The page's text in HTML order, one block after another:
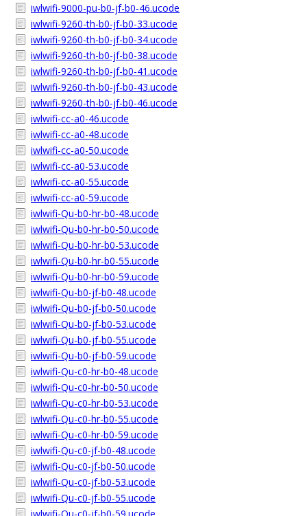
iwlwifi-9000-pu-b0-jf-b0-46.ucode
iwlwifi-9260-th-b0-jf-b0-33.ucode
iwlwifi-9260-th-b0-jf-b0-34.ucode
iwlwifi-9260-th-b0-jf-b0-38.ucode
iwlwifi-9260-th-b0-jf-b0-41.ucode
iwlwifi-9260-th-b0-jf-b0-43.ucode
iwlwifi-9260-th-b0-jf-b0-46.ucode
iwlwifi-cc-a0-46.ucode
iwlwifi-cc-a0-48.ucode
iwlwifi-cc-a0-50.ucode
iwlwifi-cc-a0-53.ucode
iwlwifi-cc-a0-55.ucode
iwlwifi-cc-a0-59.ucode
iwlwifi-Qu-b0-hr-b0-48.ucode
iwlwifi-Qu-b0-hr-b0-50.ucode
iwlwifi-Qu-b0-hr-b0-53.ucode
iwlwifi-Qu-b0-hr-b0-55.ucode
iwlwifi-Qu-b0-hr-b0-59.ucode
iwlwifi-Qu-b0-jf-b0-48.ucode
iwlwifi-Qu-b0-jf-b0-50.ucode
iwlwifi-Qu-b0-jf-b0-53.ucode
iwlwifi-Qu-b0-jf-b0-55.ucode
iwlwifi-Qu-b0-jf-b0-59.ucode
iwlwifi-Qu-c0-hr-b0-48.ucode
iwlwifi-Qu-c0-hr-b0-50.ucode
iwlwifi-Qu-c0-hr-b0-53.ucode
iwlwifi-Qu-c0-hr-b0-55.ucode
iwlwifi-Qu-c0-hr-b0-59.ucode
iwlwifi-Qu-c0-jf-b0-48.ucode
iwlwifi-Qu-c0-jf-b0-50.ucode
iwlwifi-Qu-c0-jf-b0-53.ucode
iwlwifi-Qu-c0-jf-b0-55.ucode